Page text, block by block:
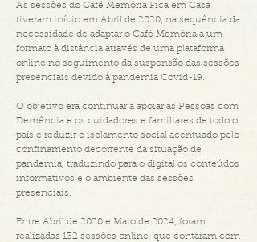
As sessões do Café Memória Fica em Casa
tiveram início em Abril de 2020, na sequência da
necessidade de adaptar o Café Memória a um
formato à distância através de uma plataforma
online no seguimento da suspensão das sessões
presenciais devido à pandemia Covid-19.
O objetivo era continuar a apoiar as Pessoas com
Demência e os cuidadores e familiares de todo o
país e reduzir o isolamento social acentuado pelo
confinamento decorrente da situação de
pandemia, traduzindo para o digital os conteúdos
informativos e o ambiente das sessões
presenciais.
Entre Abril de 2020 e Maio de 2024, foram
realizadas 132 sessões online, que contaram com